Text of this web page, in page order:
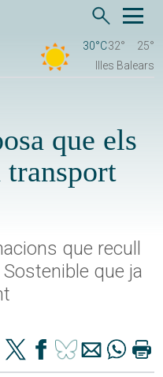
30°C32°
25°
Illes Balears
que els
que recull
que ja